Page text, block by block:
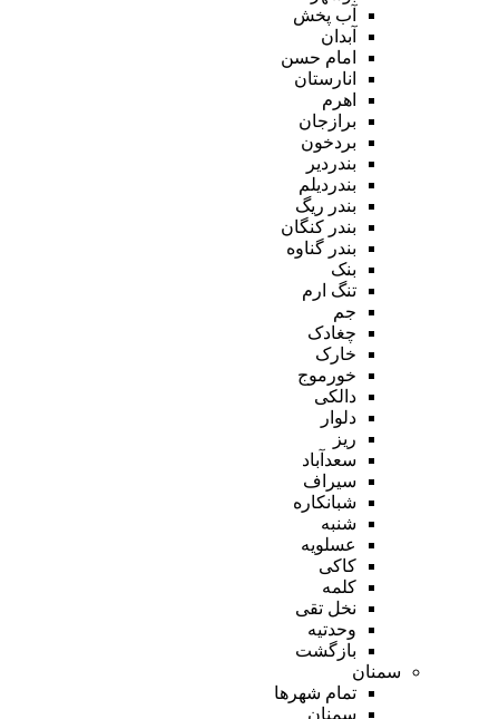
آب پخش
آبدان
امام حسن
انارستان
اهرم
برازجان
بردخون
بندردیر
بندردیلم
بندر ریگ
بندر کنگان
بندر گناوه
بنک
تنگ ارم
جم
چغادک
خارک
خورموج
دالکی
دلوار
ریز
سعدآباد
سیراف
شبانکاره
شنبه
عسلویه
کاکی
کلمه
نخل تقی
وحدتیه
بازگشت
سمنان
تمام شهر‌ها
سمنان